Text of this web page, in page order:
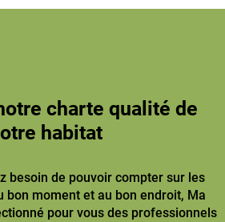
charte qualité de
habitat
besoin de pouvoir compter sur les
bon moment et au bon endroit, Ma
pour vous des professionnels